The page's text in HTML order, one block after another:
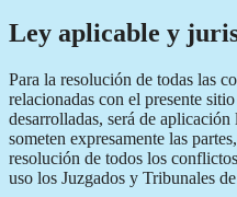
Ley aplicable y
Para la resolución de todas las
relacionadas con el presente
desarrolladas, será de
someten expresamente las
resolución de todos los
uso los Juzgados y Tribunales